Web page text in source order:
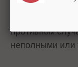
техническое
противном
неполными или